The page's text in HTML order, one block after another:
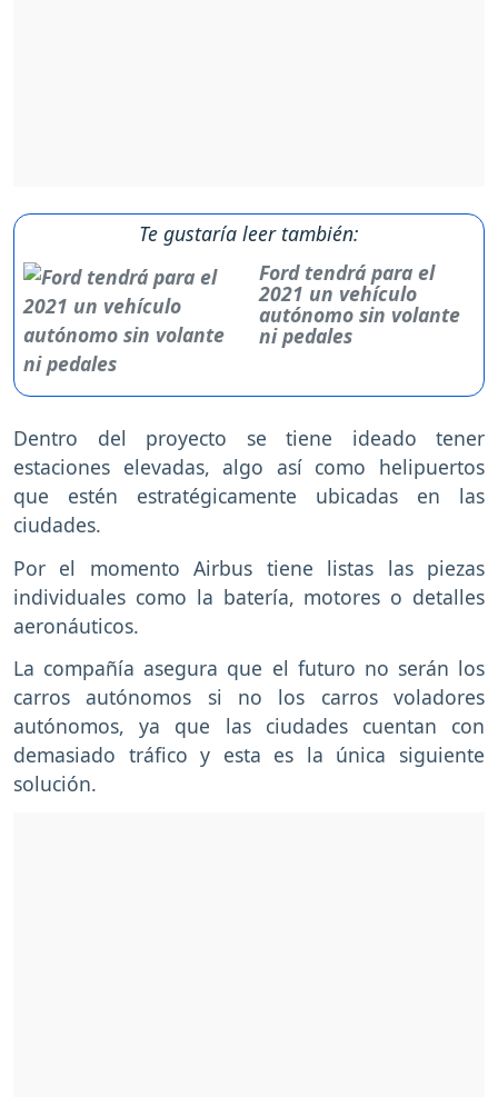
Te gustaría leer también:
Ford tendrá para el
2021 un vehículo
autónomo sin volante
ni pedales
Dentro del proyecto se tiene ideado tener
estaciones elevadas, algo así como helipuertos
que estén estratégicamente ubicadas en las
ciudades.
Por el momento Airbus tiene listas las piezas
individuales como la batería, motores o detalles
aeronáuticos.
La compañía asegura que el futuro no serán los
carros autónomos si no los carros voladores
autónomos, ya que las ciudades cuentan con
demasiado tráfico y esta es la única siguiente
solución.